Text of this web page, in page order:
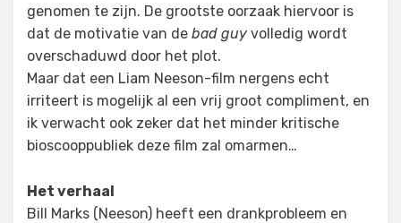
genomen te zijn. De grootste oorzaak hiervoor is
dat de motivatie van de bad guy volledig wordt
overschaduwd door het plot.
Maar dat een Liam Neeson-film nergens echt
irriteert is mogelijk al een vrij groot compliment, en
ik verwacht ook zeker dat het minder kritische
bioscooppubliek deze film zal omarmen…
Het verhaal
Bill Marks (Neeson) heeft een drankprobleem en